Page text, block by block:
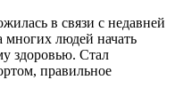
в связи с недавней
многих людей начать
здоровью. Стал
правильное